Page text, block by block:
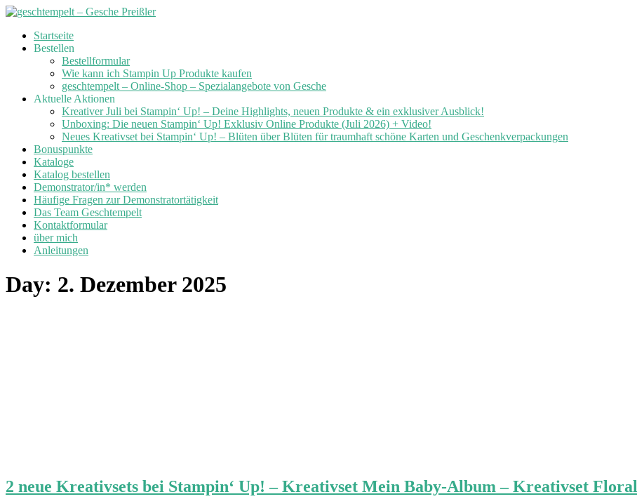
Skip
Startseite
Bestellen
Bestellformular
Wie kann ich Stampin Up Produkte kaufen
geschtempelt – Online-Shop – Spezialangebote von Gesche
Aktuelle Aktionen
Kreativer Juli bei Stampin‘ Up! – Deine Highlights, neuen Produkte & ein exklusiver Ausblick!
Unboxing: Die neuen Stampin‘ Up! Exklusiv Online Produkte (Juli 2026) + Video!
Neues Kreativset bei Stampin‘ Up! – Blüten über Blüten für traumhaft schöne Karten und Geschenkverpackungen
Bonuspunkte
Kataloge
Katalog bestellen
Demonstrator/in* werden
Häufige Fragen zur Demonstratortätigkeit
Das Team Geschtempelt
Kontaktformular
über mich
Anleitungen
Day: 2. Dezember 2025
2 neue Kreativsets bei Stampin‘ Up! – Kreativset Mein Baby-Album – Kreativset